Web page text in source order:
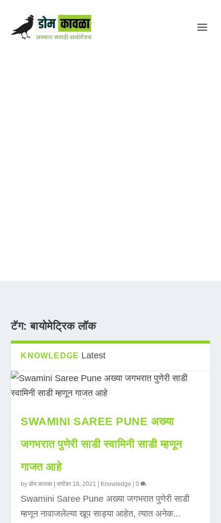
टॅग:बायोमेट्रिक लॉक
KNOWLEDGE Latest
SWAMINI SAREE PUNE अख्या
जगभरात पुणेरी साडी स्वामिनी साडी म्हणून
गाजत आहे
byडोम कावळा |सप्टेंबर 18, 2021 Knowledge |0
Swamini Saree Pune अख्या जगभरात पुणेरी साडी
म्हणून नावाजलेल्या खूप साड्या आहेत, त्यात अनेक...